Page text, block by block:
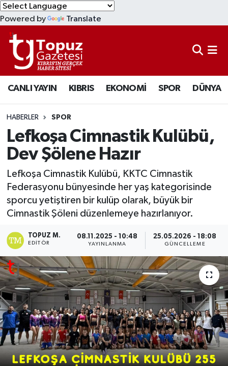
Powered by Translate
CANLI YAYIN KIBRIS EKONOMİ SPOR DÜNYA
HABERLER SPOR
Lefkoşa Cimnastik Kulübü,
Dev Şölene Hazır
Lefkoşa Cimnastik Kulübü, KKTC Cimnastik
Federasyonu bünyesinde her yaş kategorisinde
sporcu yetiştiren bir kulüp olarak, büyük bir
Cimnastik Şöleni düzenlemeye hazırlanıyor.
TOPUZ M.
EDITÖR
08.11.2025 - 10:48
YAYINLANMA
25.05.2026 - 18:08
GÜNCELLEME
KIBRIS
DÜNYA
EKONOMİ
MAGAZİN
SAĞLIK
SPOR
TEKNOLOJİ
TÜRKİYE
Lefkoşa Nöbetçi Eczaneler
Lefkoşa Hava Durumu
Lefkoşa Trafik Yoğunluk Haritası
Süper Lig Puan Durumu ve Fikstür
Tüm Manşetler
Son Dakika Haberleri
Haber Arşivi